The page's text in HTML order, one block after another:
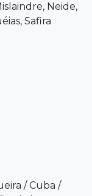
Neide,
Safira
/Cuba /